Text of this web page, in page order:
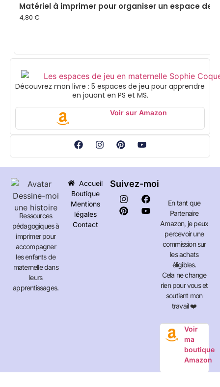
Matériel à imprimer pour organiser un espace de
4,80 €
Découvrez mon livre : 5 espaces de jeu pour apprendre
en jouant en PS et MS.
Voir sur Amazon
Ressources
pédagogiques à
imprimer pour
accompagner
les enfants de
maternelle dans
leurs
apprentissages.
Accueil
Boutique
Mentions
légales
Contact
Suivez-moi
En tant que
Partenaire
Amazon, je peux
percevoir une
commission sur
les achats
éligibles.
Cela ne change
rien pour vous et
soutient mon
travail ❤️
Voir
ma
boutique
Amazon